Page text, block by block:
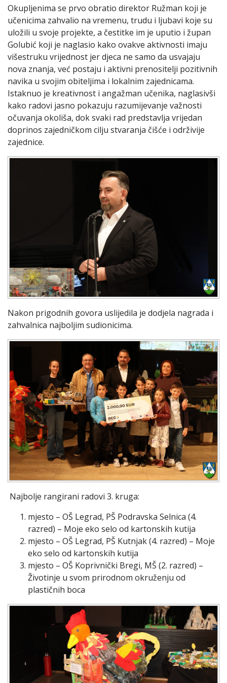
Okupljenima se prvo obratio direktor Ružman koji je
učenicima zahvalio na vremenu, trudu i ljubavi koje su
uložili u svoje projekte, a čestitke im je uputio i župan
Golubić koji je naglasio kako ovakve aktivnosti imaju
višestruku vrijednost jer djeca ne samo da usvajaju
nova znanja, već postaju i aktivni prenositelji pozitivnih
navika u svojim obiteljima i lokalnim zajednicama.
Istaknuo je kreativnost i angažman učenika, naglasivši
kako radovi jasno pokazuju razumijevanje važnosti
očuvanja okoliša, dok svaki rad predstavlja vrijedan
doprinos zajedničkom cilju stvaranja čišće i održivije
zajednice.
Nakon prigodnih govora uslijedila je dodjela nagrada i
zahvalnica najboljim sudionicima.
Najbolje rangirani radovi 3. kruga:
mjesto – OŠ Legrad, PŠ Podravska Selnica (4.
razred) – Moje eko selo od kartonskih kutija
mjesto – OŠ Legrad, PŠ Kutnjak (4. razred) – Moje
eko selo od kartonskih kutija
mjesto – OŠ Koprivnički Bregi, MŠ (2. razred) –
Životinje u svom prirodnom okruženju od
plastičnih boca